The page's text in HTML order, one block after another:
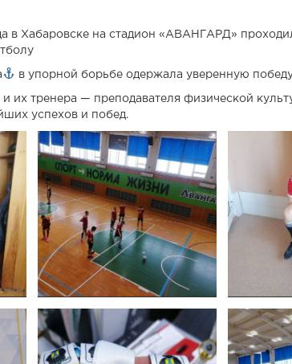
в Хабаровске на стадион «АВАНГАРД»
в упорной борьбе одержала уверенную
и их тренера — преподавателя физической
успехов и побед.